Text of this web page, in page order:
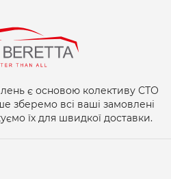
є основою колективу СТО
зберемо всі ваші замовлені
їх для швидкої доставки.